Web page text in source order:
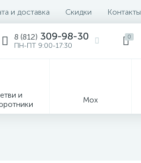
и доставка Скидки Контакты
8 (812) 309-98-30
ПН-ПТ 9:00-17:30
0
и
Мох